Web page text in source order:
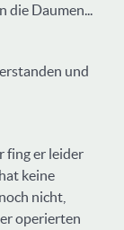
die Daumen...
und
fing er leider
keine
nicht,
operierten